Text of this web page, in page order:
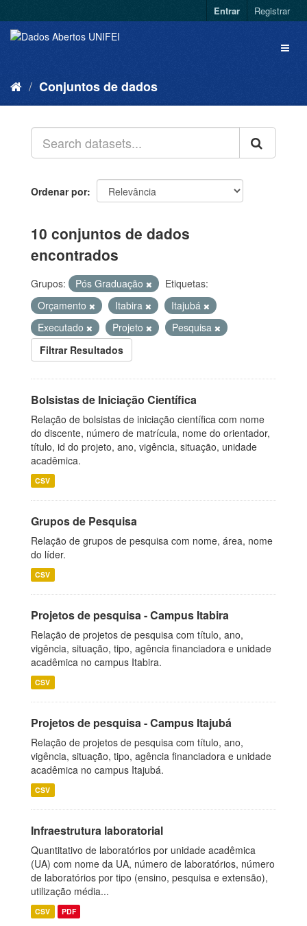
Entrar Registrar
Conjuntos de dados
Ordenar por
10 conjuntos de dados
encontrados
Grupos: Pós Graduação
Etiquetas:
Orçamento
Itabira
Itajubá
Executado
Projeto
Pesquisa
Filtrar Resultados
Bolsistas de Iniciação Científica
Relação de bolsistas de iniciação científica com nome
do discente, número de matrícula, nome do orientador,
título, id do projeto, ano, vigência, situação, unidade
acadêmica.
CSV
Grupos de Pesquisa
Relação de grupos de pesquisa com nome, área, nome
do líder.
CSV
Projetos de pesquisa - Campus Itabira
Relação de projetos de pesquisa com título, ano,
vigência, situação, tipo, agência financiadora e unidade
acadêmica no campus Itabira.
CSV
Projetos de pesquisa - Campus Itajubá
Relação de projetos de pesquisa com título, ano,
vigência, situação, tipo, agência financiadora e unidade
acadêmica no campus Itajubá.
CSV
Infraestrutura laboratorial
Quantitativo de laboratórios por unidade acadêmica
(UA) com nome da UA, número de laboratórios, número
de laboratórios por tipo (ensino, pesquisa e extensão),
utilização média...
CSV PDF